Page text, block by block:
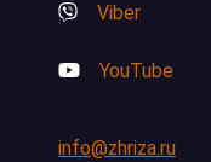
Viber
YouTube
info@zhriza.ru